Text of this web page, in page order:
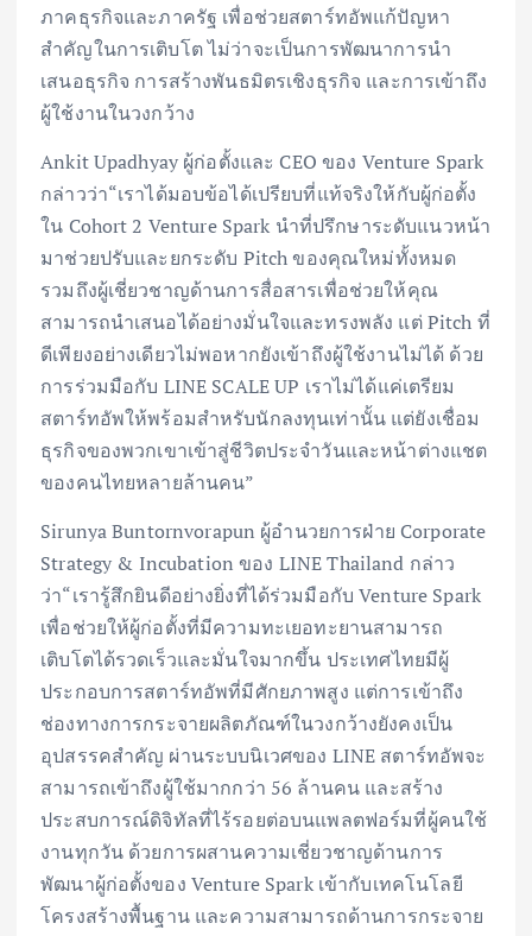
ภาคธุรกิจและภาครัฐ เพื่อช่วยสตาร์ทอัพแก้ปัญหา
สำคัญในการเติบโต ไม่ว่าจะเป็นการพัฒนาการนำ
เสนอธุรกิจ การสร้างพันธมิตรเชิงธุรกิจ และการเข้าถึง
ผู้ใช้งานในวงกว้าง
Ankit Upadhyay ผู้ก่อตั้งและ CEO ของ Venture Spark
กล่าวว่า“เราได้มอบข้อได้เปรียบที่แท้จริงให้กับผู้ก่อตั้ง
ใน Cohort 2 Venture Spark นำที่ปรึกษาระดับแนวหน้า
มาช่วยปรับและยกระดับ Pitch ของคุณใหม่ทั้งหมด
รวมถึงผู้เชี่ยวชาญด้านการสื่อสารเพื่อช่วยให้คุณ
สามารถนำเสนอได้อย่างมั่นใจและทรงพลัง แต่ Pitch ที่
ดีเพียงอย่างเดียวไม่พอหากยังเข้าถึงผู้ใช้งานไม่ได้ ด้วย
การร่วมมือกับ LINE SCALE UP เราไม่ได้แค่เตรียม
สตาร์ทอัพให้พร้อมสำหรับนักลงทุนเท่านั้น แต่ยังเชื่อม
ธุรกิจของพวกเขาเข้าสู่ชีวิตประจำวันและหน้าต่างแชต
ของคนไทยหลายล้านคน”
Sirunya Buntornvorapun ผู้อำนวยการฝ่าย Corporate
Strategy & Incubation ของ LINE Thailand กล่าว
ว่า“เรารู้สึกยินดีอย่างยิ่งที่ได้ร่วมมือกับ Venture Spark
เพื่อช่วยให้ผู้ก่อตั้งที่มีความทะเยอทะยานสามารถ
เติบโตได้รวดเร็วและมั่นใจมากขึ้น ประเทศไทยมีผู้
ประกอบการสตาร์ทอัพที่มีศักยภาพสูง แต่การเข้าถึง
ช่องทางการกระจายผลิตภัณฑ์ในวงกว้างยังคงเป็น
อุปสรรคสำคัญ ผ่านระบบนิเวศของ LINE สตาร์ทอัพจะ
สามารถเข้าถึงผู้ใช้มากกว่า 56 ล้านคน และสร้าง
ประสบการณ์ดิจิทัลที่ไร้รอยต่อบนแพลตฟอร์มที่ผู้คนใช้
งานทุกวัน ด้วยการผสานความเชี่ยวชาญด้านการ
พัฒนาผู้ก่อตั้งของ Venture Spark เข้ากับเทคโนโลยี
โครงสร้างพื้นฐาน และความสามารถด้านการกระจาย